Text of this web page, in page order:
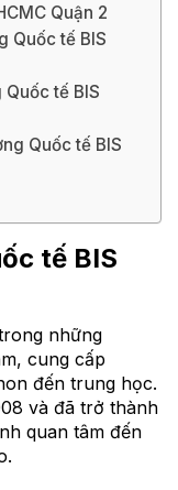
Quận 2
Quốc tế BIS
tế BIS
Quốc tế BIS
tế BIS
những
cung cấp
đến trung học.
và đã trở thành
quan tâm đến